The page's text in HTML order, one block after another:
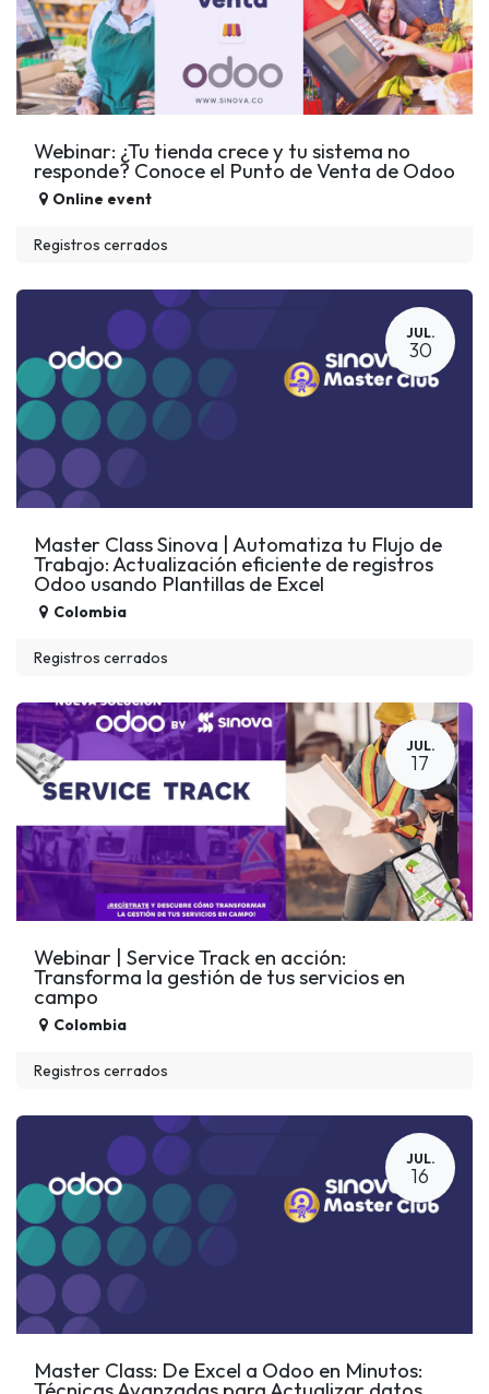
Webinar: ¿Tu tienda crece y tu sistema no
responde? Conoce el Punto de Venta de Odoo
Online event
Registros cerrados
JUL.
30
Master Class Sinova | Automatiza tu Flujo de
Trabajo: Actualización eficiente de registros
Odoo usando Plantillas de Excel
Colombia
Registros cerrados
JUL.
17
Webinar | Service Track en acción:
Transforma la gestión de tus servicios en
campo
Colombia
Registros cerrados
JUL.
16
Master Class: De Excel a Odoo en Minutos: